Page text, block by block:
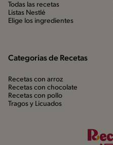
Todas las recetas
Listas Nestlé
Elige los ingredientes
Categorias de Recetas
Recetas con arroz
Recetas con chocolate
Recetas con pollo
Tragos y Licuados